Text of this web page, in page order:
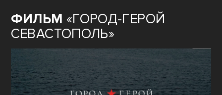
ФИЛЬМ «ГОРОД-ГЕРОЙ
СЕВАСТОПОЛЬ»